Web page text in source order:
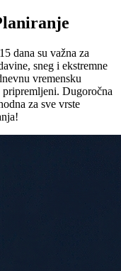
dana su važna za
sneg i ekstremne
vremensku
pripremljeni. Dugoročna
za sve vrste